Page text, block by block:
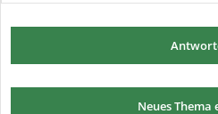
Neues Thema